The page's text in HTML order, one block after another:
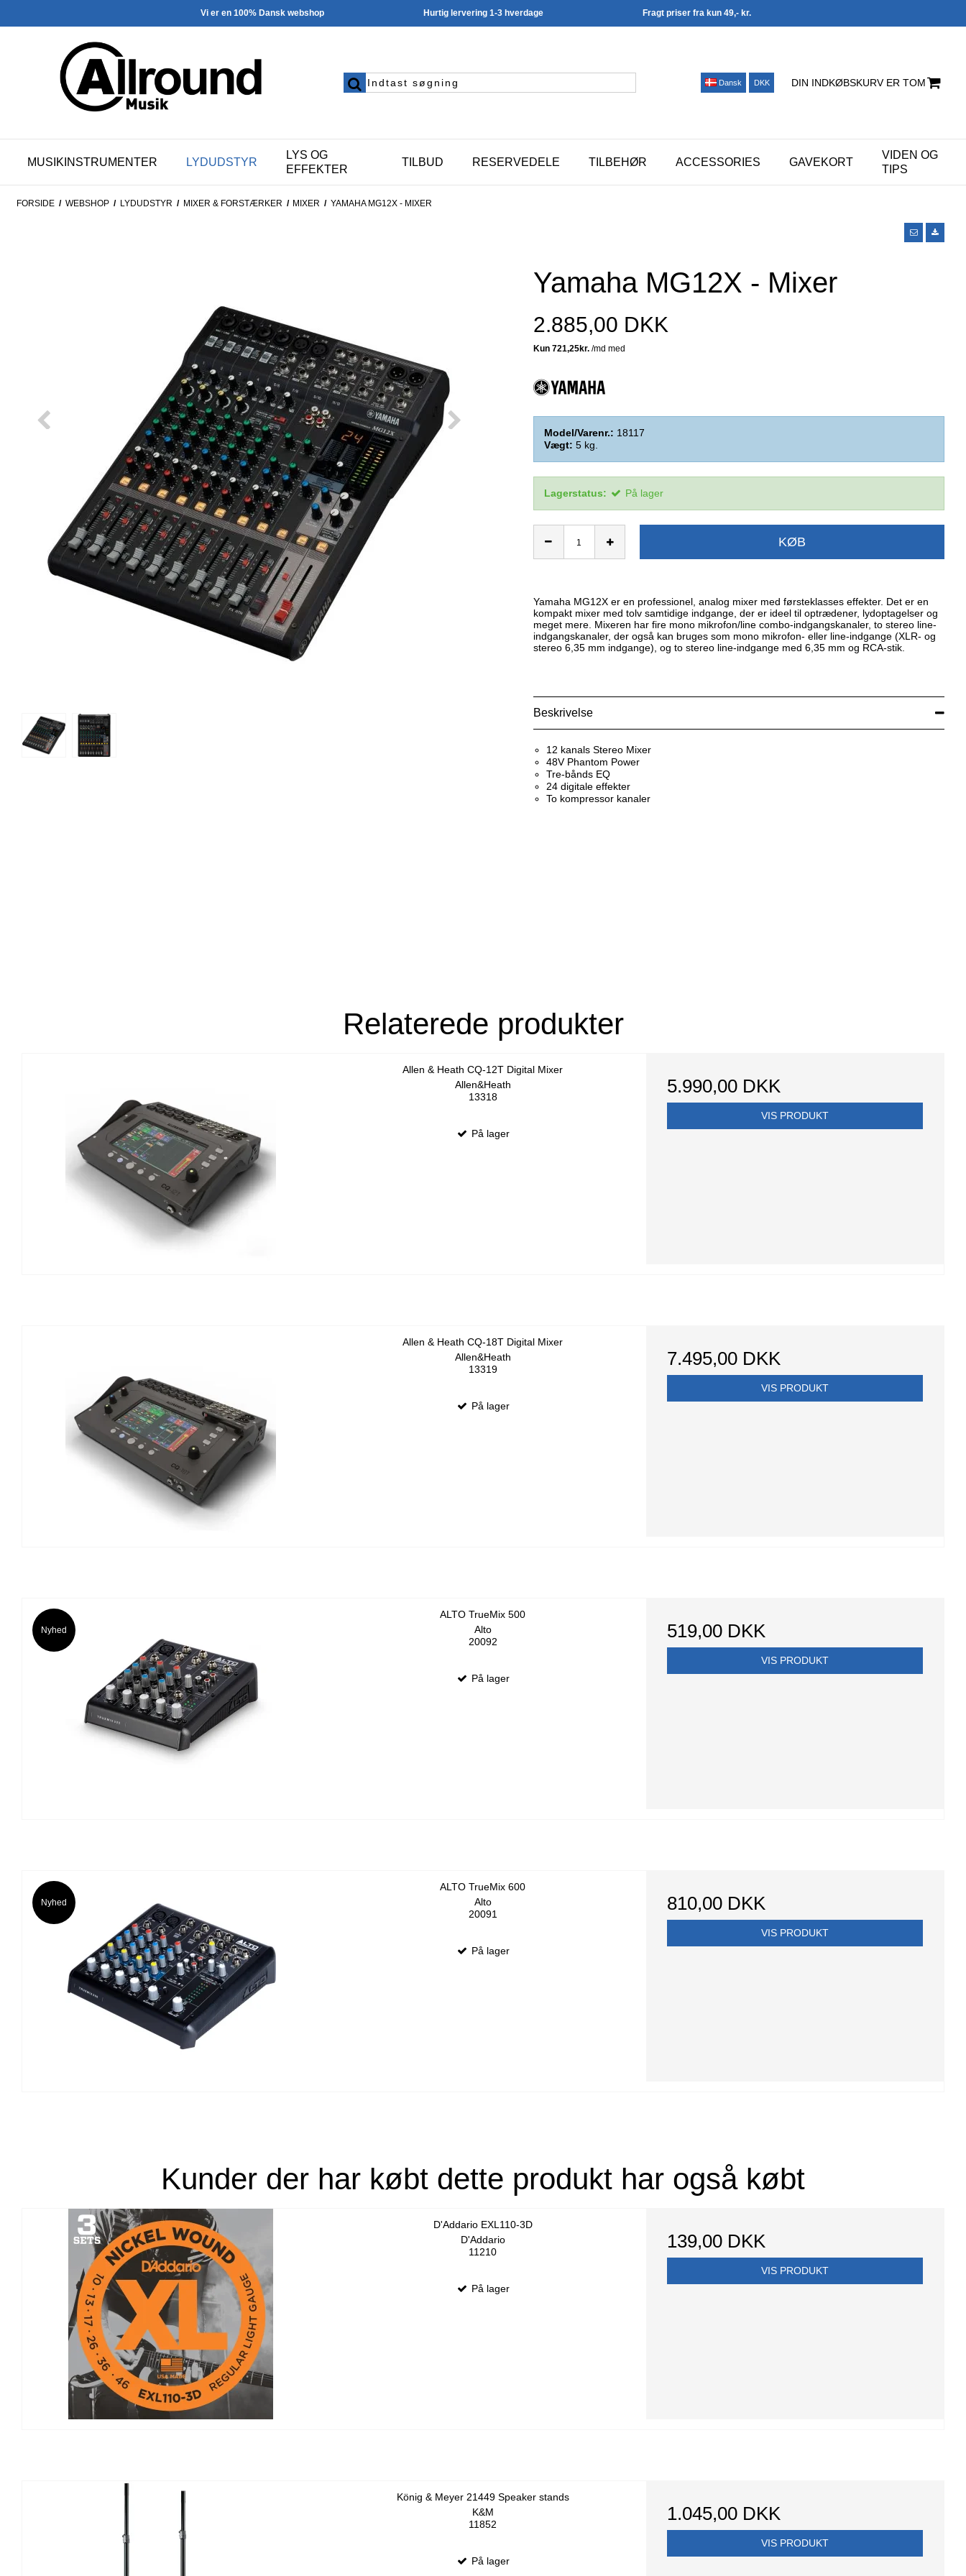
Vi er en 100% Dansk webshop Hurtig lervering 1-3 hverdage Fragt priser fra kun 49,- kr.
Dansk DKK DIN INDKØBSKURV ER TOM
MUSIKINSTRUMENTER LYDUDSTYR
LYS OG
EFFEKTER
TILBUD RESERVEDELE TILBEHØR ACCESSORIES GAVEKORT
VIDEN OG
TIPS
FORSIDE / WEBSHOP / LYDUDSTYR / MIXER & FORSTÆRKER / MIXER / YAMAHA MG12X - MIXER
Yamaha MG12X - Mixer
2.885,00 DKK
Model/Varenr.: 18117
Vægt: 5 kg.
Lagerstatus: På lager
KØB
Yamaha MG12X er en professionel, analog mixer med førsteklasses effekter. Det er en
kompakt mixer med tolv samtidige indgange, der er ideel til optrædener, lydoptagelser og
meget mere. Mixeren har fire mono mikrofon/line combo-indgangskanaler, to stereo line-
indgangskanaler, der også kan bruges som mono mikrofon- eller line-indgange (XLR- og
stereo 6,35 mm indgange), og to stereo line-indgange med 6,35 mm og RCA-stik.
Beskrivelse
12 kanals Stereo Mixer
48V Phantom Power
Tre-bånds EQ
24 digitale effekter
To kompressor kanaler
Relaterede produkter
Allen & Heath CQ-12T Digital Mixer
Allen&Heath
13318
På lager
5.990,00 DKK
VIS PRODUKT
Allen & Heath CQ-18T Digital Mixer
Allen&Heath
13319
På lager
7.495,00 DKK
VIS PRODUKT
Nyhed
ALTO TrueMix 500
Alto
20092
På lager
519,00 DKK
VIS PRODUKT
Nyhed
ALTO TrueMix 600
Alto
20091
På lager
810,00 DKK
VIS PRODUKT
Kunder der har købt dette produkt har også købt
D'Addario EXL110-3D
D'Addario
11210
På lager
139,00 DKK
VIS PRODUKT
König & Meyer 21449 Speaker stands
K&M
11852
På lager
1.045,00 DKK
VIS PRODUKT